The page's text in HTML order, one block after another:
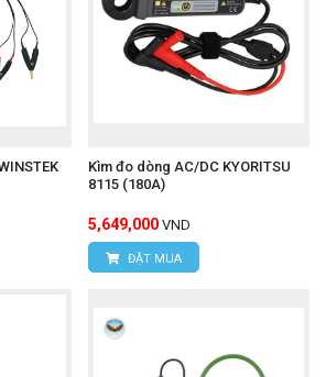
Kìm đo dòng AC/DC KYORITSU
8115 (180A)
5,649,000 VND
ĐẶT MUA